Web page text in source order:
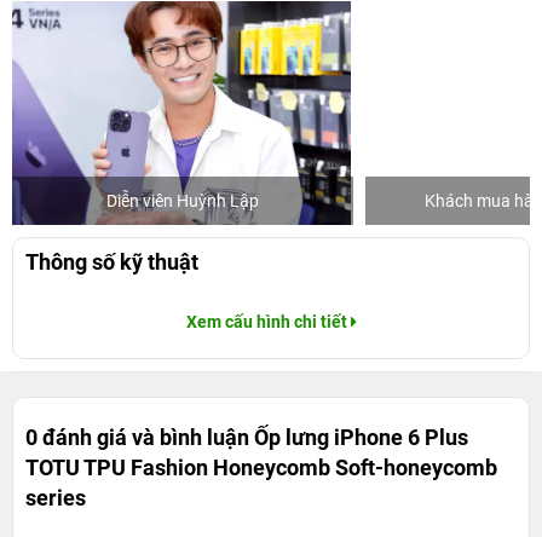
Diễn viên Huỳnh Lập Khách mua
Thông số kỹ thuật
Xem cấu hình chi tiết
0 đánh giá và bình luậnỐp lưng iPhone 6 Plus
TOTU TPU Fashion Honeycomb Soft-honeycomb
series